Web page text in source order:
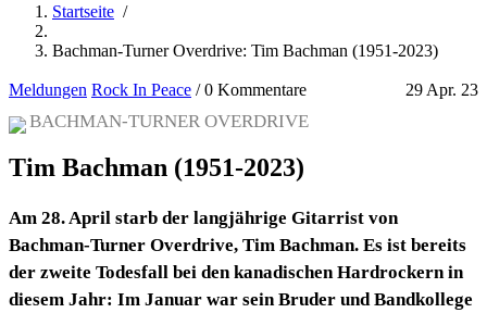
Startseite /
Bachman-Turner Overdrive: Tim Bachman (1951-2023)
Meldungen Rock In Peace 29 Apr. 23
/0 Kommentare
BACHMAN-TURNER OVERDRIVE
Tim Bachman (1951-2023)
Am 28. April starb der langjährige Gitarrist von
Bachman-Turner Overdrive, Tim Bachman. Es ist bereits
der zweite Todesfall bei den kanadischen Hardrockern in
diesem Jahr: Im Januar war sein Bruder und Bandkollege